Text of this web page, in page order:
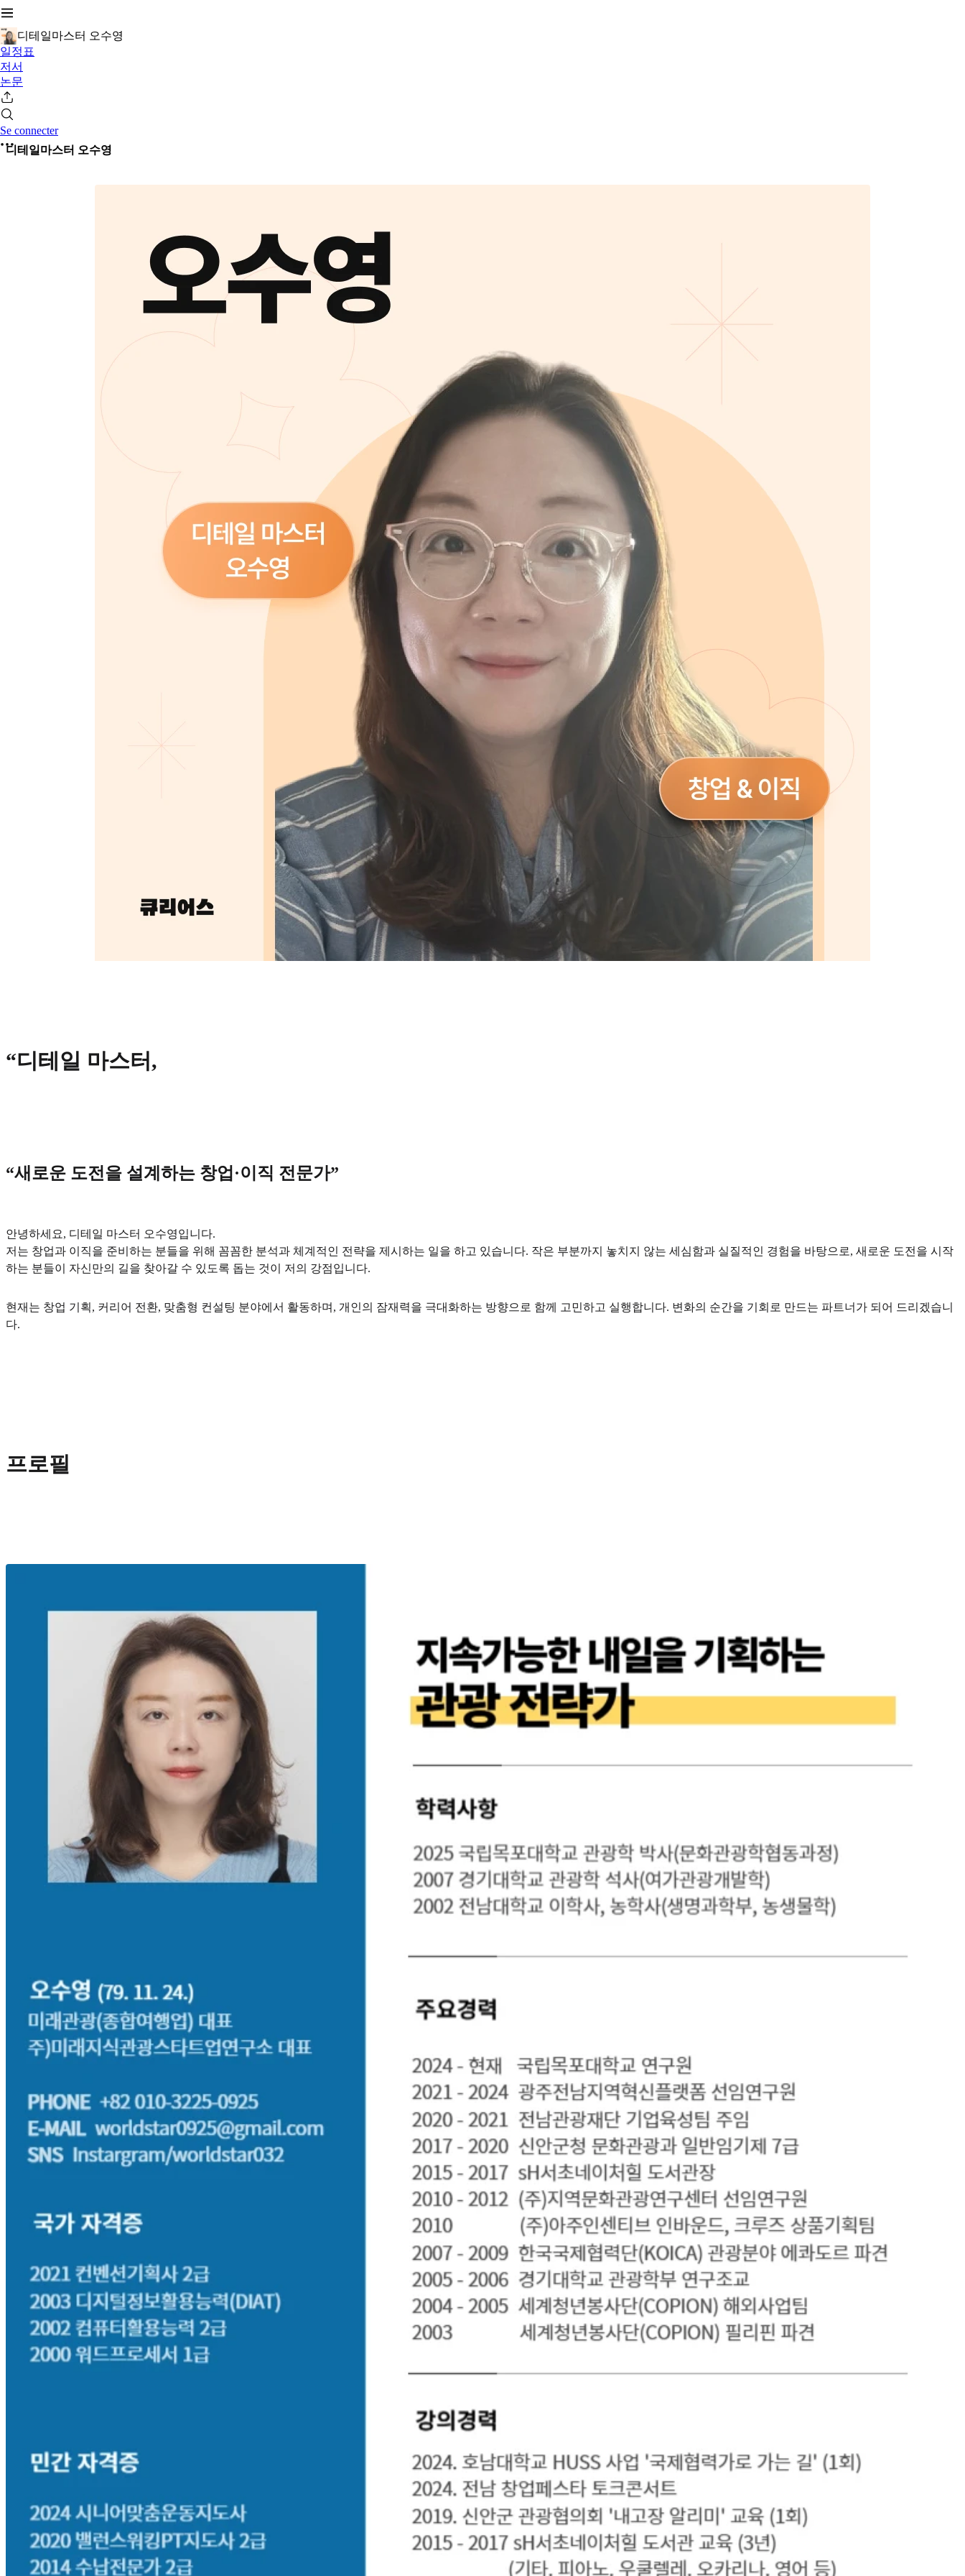
디테일마스터 오수영
일정표
저서
논문
Se connecter
디테일마스터 오수영
“디테일 마스터,
“새로운 도전을 설계하는 창업·이직 전문가”
안녕하세요, 디테일 마스터 오수영입니다.
저는 창업과 이직을 준비하는 분들을 위해 꼼꼼한 분석과 체계적인 전략을 제시하는 일을 하고 있습니다. 작은 부분까지 놓치지 않는 세심함과 실질적인 경험을 바탕으로, 새로운 도전을 시작
하는 분들이 자신만의 길을 찾아갈 수 있도록 돕는 것이 저의 강점입니다.
현재는 창업 기획, 커리어 전환, 맞춤형 컨설팅 분야에서 활동하며, 개인의 잠재력을 극대화하는 방향으로 함께 고민하고 실행합니다. 변화의 순간을 기회로 만드는 파트너가 되어 드리겠습니
다.
프로필